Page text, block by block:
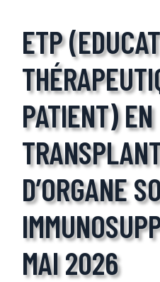
ETP
PATIENT) EN
D’ORGANE
MAI 2026